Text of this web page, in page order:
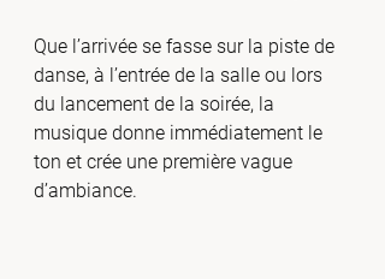
Que l’arrivée se fasse sur la piste de
danse, à l’entrée de la salle ou lors
du lancement de la soirée, la
musique donne immédiatement le
ton et crée une première vague
d’ambiance.